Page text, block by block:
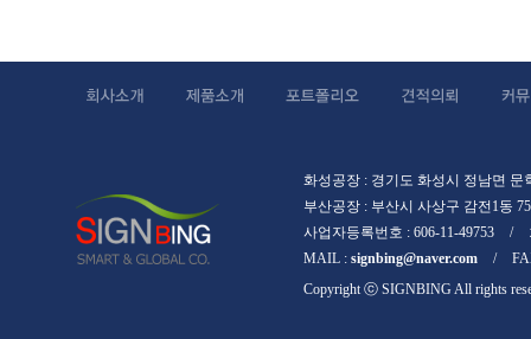
화성공장 : 경기도 화성시 정남면 문
부산공장 : 부산시 사상구 감전1동
사업자등록번호 : 606-11-49753
/
MAIL : signbing@naver.com /
Copyright ⓒ SIGNBING All rights